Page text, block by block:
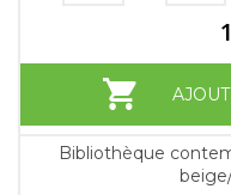
Bibliothèque